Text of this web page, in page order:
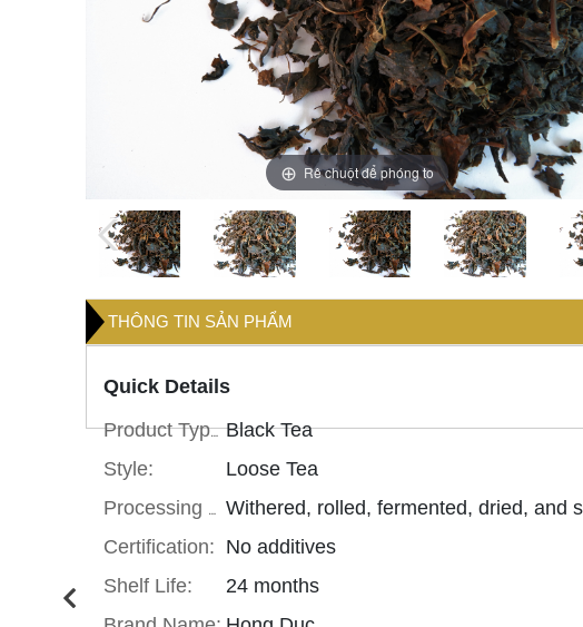
Rê chuột để phóng to
THÔNG TIN SẢN PHẨM
Quick Details
Product Type: Black Tea
Style:
Loose Tea
Processing Type:
Certification: No additives
Shelf Life:
24 months